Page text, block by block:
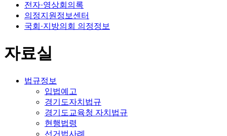
전자·영상회의록
의정지원정보센터
국회·지방의회 의정정보
자료실
법규정보
입법예고
경기도자치법규
경기도교육청 자치법규
현행법령
선거법사례